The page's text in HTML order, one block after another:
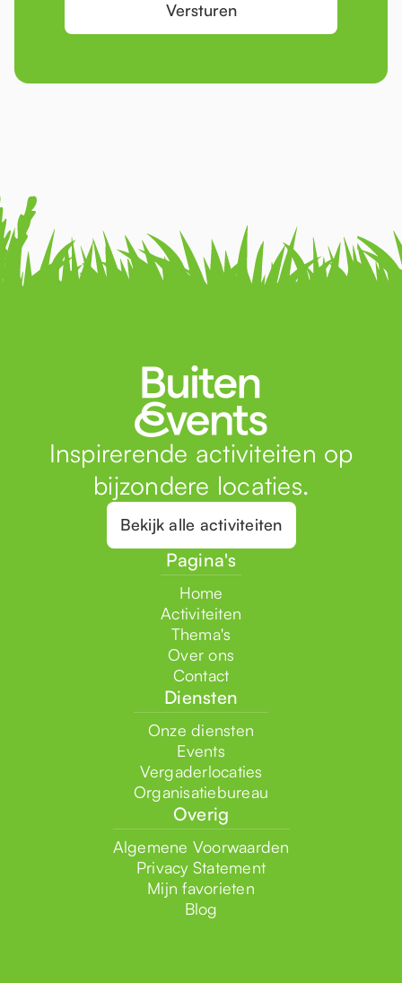
Inspirerende activiteiten op
bijzondere locaties.
Bekijk alle activiteiten
Pagina's
Home
Activiteiten
Thema's
Over ons
Contact
Diensten
Onze diensten
Events
Vergaderlocaties
Organisatiebureau
Overig
Algemene Voorwaarden
Privacy Statement
Mijn favorieten
Blog